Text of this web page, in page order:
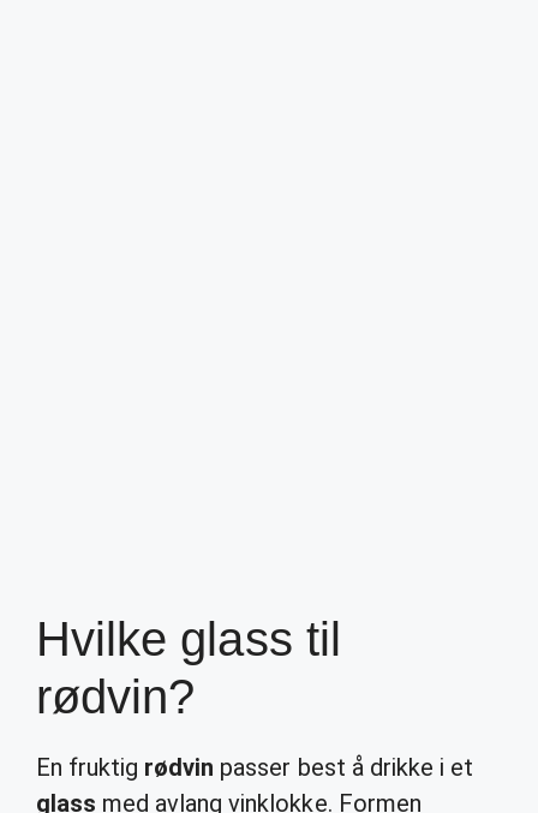
Hvilke glass til
rødvin?
En fruktig rødvin passer best å drikke i et
glass med avlang vinklokke. Formen